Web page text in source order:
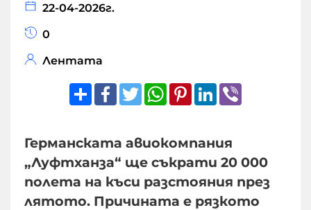
22-04-2026г.
0
Лентата
ShareFacebook
TwitterWhatsApp
Pinterest
LinkedIn
Германската авиокомпания
„Луфтханза“ ще съкрати 20 000
полета на къси разстояния през
лятото. Причината е рязкото